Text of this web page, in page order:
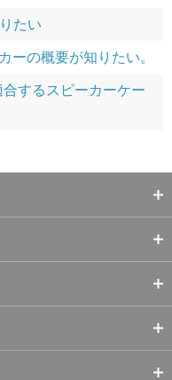
たい
ーの概要が知りたい。
するスピーカーケー